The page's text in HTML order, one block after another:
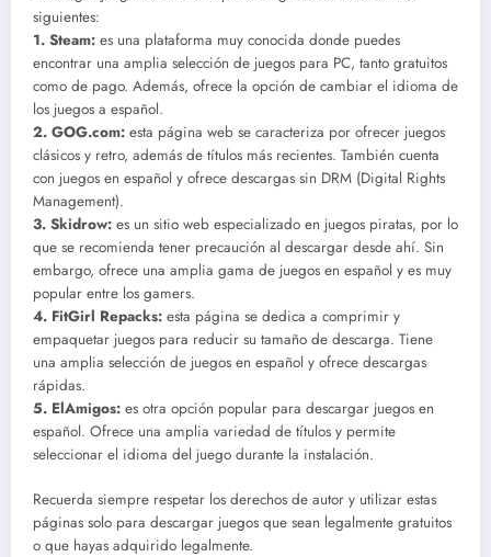
siguientes:
1. Steam: es una plataforma muy conocida donde puedes
encontrar una amplia selección de juegos para PC, tanto gratuitos
como de pago. Además, ofrece la opción de cambiar el idioma de
los juegos a español.
2. GOG.com: esta página web se caracteriza por ofrecer juegos
clásicos y retro, además de títulos más recientes. También cuenta
con juegos en español y ofrece descargas sin DRM (Digital Rights
Management).
3. Skidrow: es un sitio web especializado en juegos piratas, por lo
que se recomienda tener precaución al descargar desde ahí. Sin
embargo, ofrece una amplia gama de juegos en español y es muy
popular entre los gamers.
4. FitGirl Repacks: esta página se dedica a comprimir y
empaquetar juegos para reducir su tamaño de descarga. Tiene
una amplia selección de juegos en español y ofrece descargas
rápidas.
5. ElAmigos: es otra opción popular para descargar juegos en
español. Ofrece una amplia variedad de títulos y permite
seleccionar el idioma del juego durante la instalación.
Recuerda siempre respetar los derechos de autor y utilizar estas
páginas solo para descargar juegos que sean legalmente gratuitos
o que hayas adquirido legalmente.